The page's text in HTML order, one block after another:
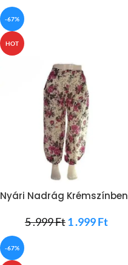
-67%
HOT
Nyári Nadrág Krémszínben
5 .999Ft1 .999Ft
-67%